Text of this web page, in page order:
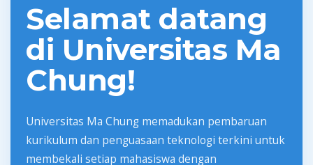
Selamat datang
di Universitas Ma
Chung!
Universitas Ma Chung memadukan pembaruan
kurikulum dan penguasaan teknologi terkini untuk
membekali setiap mahasiswa dengan